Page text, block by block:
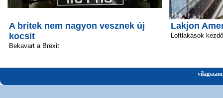
A britek nem nagyon vesznek új
kocsit
Bekavart a Brexit
Lakjon
Loftlakások